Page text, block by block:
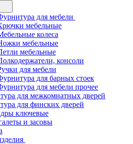
для мебели
мебельные
колеса
мебельные
мебельные
консоли
для мебели
для барных стоек
для мебели прочее
для межкомнатных дверей
для финских дверей
ключевые
и засовы